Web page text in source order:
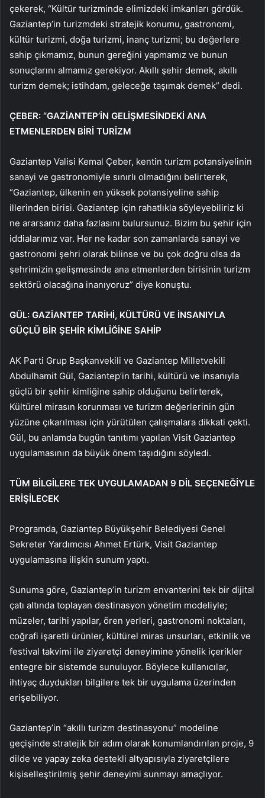
çekerek, “Kültür turizminde elimizdeki imkanları gördük.
Gaziantep’in turizmdeki stratejik konumu, gastronomi,
kültür turizmi, doğa turizmi, inanç turizmi; bu değerlere
sahip çıkmamız, bunun gereğini yapmamız ve bunun
sonuçlarını almamız gerekiyor. Akıllı şehir demek, akıllı
turizm demek; istihdam, geleceğe taşımak demek” dedi.
ÇEBER: “GAZİANTEP’İN GELİŞMESİNDEKİ ANA
ETMENLERDEN BİRİ TURİZM
Gaziantep Valisi Kemal Çeber, kentin turizm potansiyelinin
sanayi ve gastronomiyle sınırlı olmadığını belirterek,
“Gaziantep, ülkenin en yüksek potansiyeline sahip
illerinden birisi. Gaziantep için rahatlıkla söyleyebiliriz ki
ne ararsanız daha fazlasını bulursunuz. Bizim bu şehir için
iddialarımız var. Her ne kadar son zamanlarda sanayi ve
gastronomi şehri olarak bilinse ve bu çok doğru olsa da
şehrimizin gelişmesinde ana etmenlerden birisinin turizm
sektörü olacağına inanıyoruz” diye konuştu.
GÜL: GAZİANTEP TARİHİ, KÜLTÜRÜ VE İNSANIYLA
GÜÇLÜ BİR ŞEHİR KİMLİĞİNE SAHİP
AK Parti Grup Başkanvekili ve Gaziantep Milletvekili
Abdulhamit Gül, Gaziantep’in tarihi, kültürü ve insanıyla
güçlü bir şehir kimliğine sahip olduğunu belirterek,
Kültürel mirasın korunması ve turizm değerlerinin gün
yüzüne çıkarılması için yürütülen çalışmalara dikkati çekti.
Gül, bu anlamda bugün tanıtımı yapılan Visit Gaziantep
uygulamasının da büyük önem taşıdığını söyledi.
TÜM BİLGİLERE TEK UYGULAMADAN 9 DİL SEÇENEĞİYLE
ERİŞİLECEK
Programda, Gaziantep Büyükşehir Belediyesi Genel
Sekreter Yardımcısı Ahmet Ertürk, Visit Gaziantep
uygulamasına ilişkin sunum yaptı.
Sunuma göre, Gaziantep’in turizm envanterini tek bir dijital
çatı altında toplayan destinasyon yönetim modeliyle;
müzeler, tarihi yapılar, ören yerleri, gastronomi noktaları,
coğrafi işaretli ürünler, kültürel miras unsurları, etkinlik ve
festival takvimi ile ziyaretçi deneyimine yönelik içerikler
entegre bir sistemde sunuluyor. Böylece kullanıcılar,
ihtiyaç duydukları bilgilere tek bir uygulama üzerinden
erişebiliyor.
Gaziantep’in “akıllı turizm destinasyonu” modeline
geçişinde stratejik bir adım olarak konumlandırılan proje, 9
dilde ve yapay zeka destekli altyapısıyla ziyaretçilere
kişiselleştirilmiş şehir deneyimi sunmayı amaçlıyor.